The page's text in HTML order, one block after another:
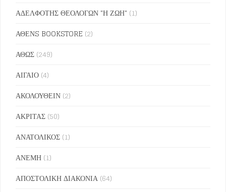
ΑΔΕΛΦΟΤΗΣ ΘΕΟΛΟΓΩΝ "Η ΖΩΗ" (1)
ΑΘΕΝS BOOKSTORE (2)
ΑΘΩΣ (249)
ΑΙΓΑΙΟ (4)
ΑΚΟΛΟΥΘΕΙΝ (2)
ΑΚΡΙΤΑΣ (50)
ΑΝΑΤΟΛΙΚΟΣ (1)
ΑΝΕΜΗ (1)
ΑΠΟΣΤΟΛΙΚΗ ΔΙΑΚΟΝΙΑ (64)